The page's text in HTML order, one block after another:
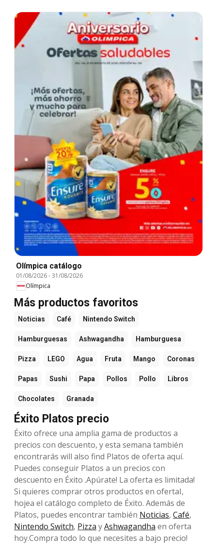
Olímpica catálogo
01/08/2026-31/08/2026
Olímpica
Más productos favoritos
Noticias Café Nintendo Switch
Hamburguesas Ashwagandha Hamburguesa
Pizza LEGO Agua Fruta Mango Coronas
Papas Sushi Papa Pollos Pollo Libros
Chocolates Granada
Éxito Platos precio
Éxito ofrece una amplia gama de productos a
precios con descuento, y esta semana también
encontrarás will also find Platos de oferta aquí.
Puedes conseguir Platos a un precios con
descuento en Éxito .Apúrate! La oferta es limitada!
Si quieres comprar otros productos en ofertaI,
hojea el catálogo completo de Éxito. Además de
Platos, puedes encontrar también Noticias, Café,
Nintendo Switch, Pizza yAshwagandha en oferta
hoy.Compra todo lo que necesites a bajo precio!